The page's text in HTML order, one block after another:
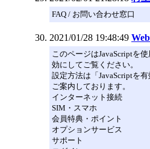
FAQ / お問い合わせ窓口
2021/01/28 19:48:49
このページはJavaScriptを
効にしてご覧ください。
設定方法は「JavaScriptを
ご案内しております。
インターネット接続
SIM・スマホ
会員特典・ポイント
オプションサービス
サポート